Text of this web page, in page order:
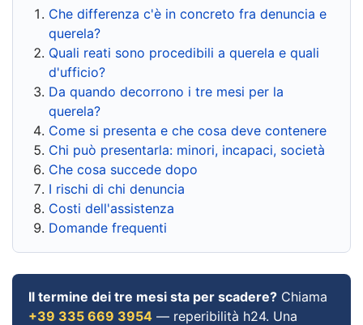
Che differenza c'è in concreto fra denuncia e
querela?
Quali reati sono procedibili a querela e quali
d'ufficio?
Da quando decorrono i tre mesi per la
querela?
Come si presenta e che cosa deve contenere
Chi può presentarla: minori, incapaci, società
Che cosa succede dopo
I rischi di chi denuncia
Costi dell'assistenza
Domande frequenti
Il termine dei tre mesi sta per scadere? Chiama
+39 335 669 3954 — reperibilità h24. Una